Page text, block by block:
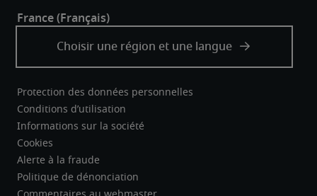
Protection des données personnelles
Conditions d’utilisation
Informations sur la société
Cookies
Alerte à la fraude
Politique de dénonciation